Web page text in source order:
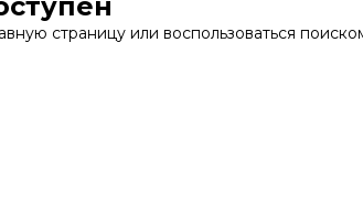
страницу или воспользоваться